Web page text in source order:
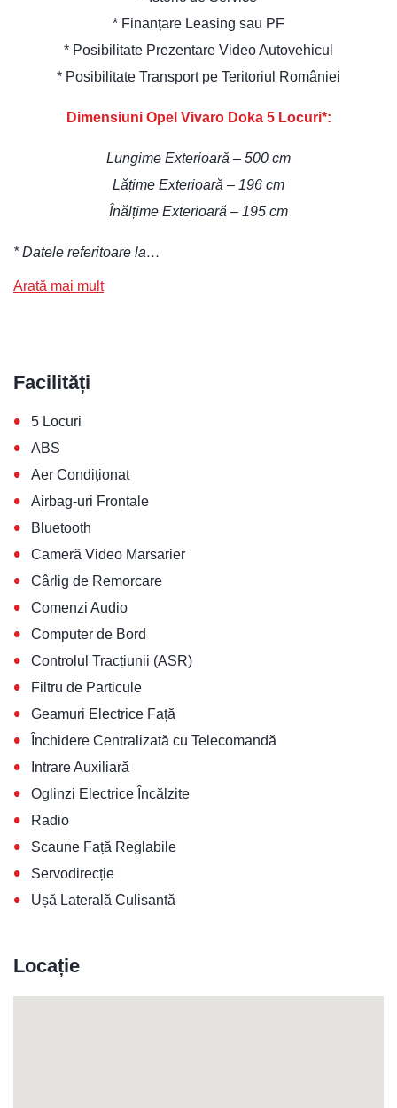
* Finanțare Leasing sau PF
* Posibilitate Prezentare Video Autovehicul
* Posibilitate Transport pe Teritoriul României
Dimensiuni Opel Vivaro Doka 5 Locuri*:
Lungime Exterioară – 500 cm
Lățime Exterioară – 196 cm
Înălțime Exterioară – 195 cm
* Datele referitoare la…
Arată mai mult
Facilități
• 5 Locuri
• ABS
• Aer Condiționat
• Airbag-uri Frontale
• Bluetooth
• Cameră Video Marsarier
• Cârlig de Remorcare
• Comenzi Audio
• Computer de Bord
• Controlul Tracțiunii (ASR)
• Filtru de Particule
• Geamuri Electrice Față
• Închidere Centralizată cu Telecomandă
• Intrare Auxiliară
• Oglinzi Electrice Încălzite
• Radio
• Scaune Față Reglabile
• Servodirecție
• Ușă Laterală Culisantă
Locație